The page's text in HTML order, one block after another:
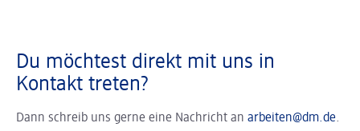
Du möchtest direkt mit uns in
Kontakt treten?
Dann schreib uns gerne eine Nachricht an arbeiten@dm.de.